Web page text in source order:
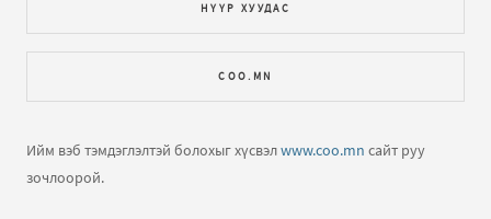
бичлэгт Зочин:Bi hicheelee hiih gsn
yma tgd ta nda gajiltiin tuhai tailbar oruuld ogooch
ЕШ-ФИЗИК 2009 В2 хувилбар хариутайгаабичлэгт
Нар хиртэлт гэж юу юм бол?
НҮҮР ХУУДАС
COO.MN
Ийм вэб тэмдэглэлтэй болохыг хүсвэлwww.coo.mn сайт руу
зочлоорой.